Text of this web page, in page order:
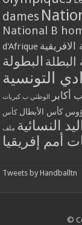
dames
National B
d'Afrique الافريقية
البطلة البطولة
التونسية
أكابر الوطني ب كبريات
كأس الأبطال كأس
النسائية ملف
أمم إفريقيا
Tweets by Handballtn
©